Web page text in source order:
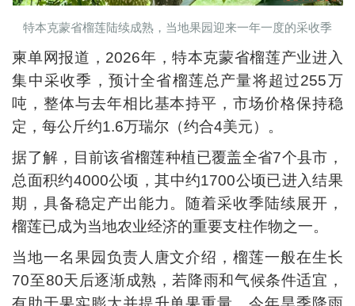
特本克蒙省榴莲陆续成熟，当地果园迎来一年一度的采收季
柬单网报道，2026年，特本克蒙省榴莲产业进入
集中采收季，预计全省榴莲总产量将超过255万
吨，整体与去年相比基本持平，市场价格保持稳
定，每公斤约1.6万瑞尔（约合4美元）。
据了解，目前该省榴莲种植已覆盖全省7个县市，
总面积约4000公顷，其中约1700公顷已进入结果
期，具备稳定产出能力。随着采收季陆续展开，
榴莲已成为当地农业经济的重要支柱作物之一。
当地一名果园负责人唐文介绍，榴莲一般在生长
70至80天后逐渐成熟，若降雨和气候条件适宜，